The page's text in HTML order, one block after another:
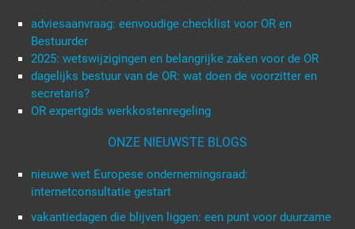
adviesaanvraag: eenvoudige checklist voor OR en
Bestuurder
2025: wetswijzigingen en belangrijke zaken voor de OR
dagelijks bestuur van de OR: wat doen de voorzitter en
secretaris?
OR expertgids werkkostenregeling
ONZE NIEUWSTE BLOGS
nieuwe wet Europese ondernemingsraad:
internetconsultatie gestart
vakantiedagen die blijven liggen: een punt voor duurzame